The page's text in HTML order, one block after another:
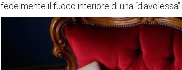
fedelmente il fuoco interiore di una “diavolessa”.